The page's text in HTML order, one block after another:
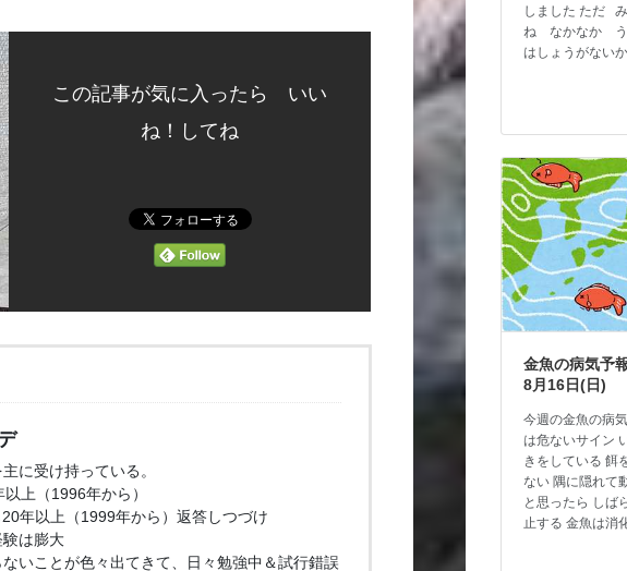
この記事が気に入ったら いい
ね！してね
に受け持っている。
上（1996年から）
年以上（1999年から）返答しつづけ
は膨大
いことが色々出てきて、日々勉強中＆試行錯誤
しました ただ
ね なかなか う
はしょうがない
金魚の病気予
8月16日(日)
今週の金魚の病
は危ないサイン
きをしている 餌
ない 隅に隠れて
と思ったら しば
止する 金魚は消